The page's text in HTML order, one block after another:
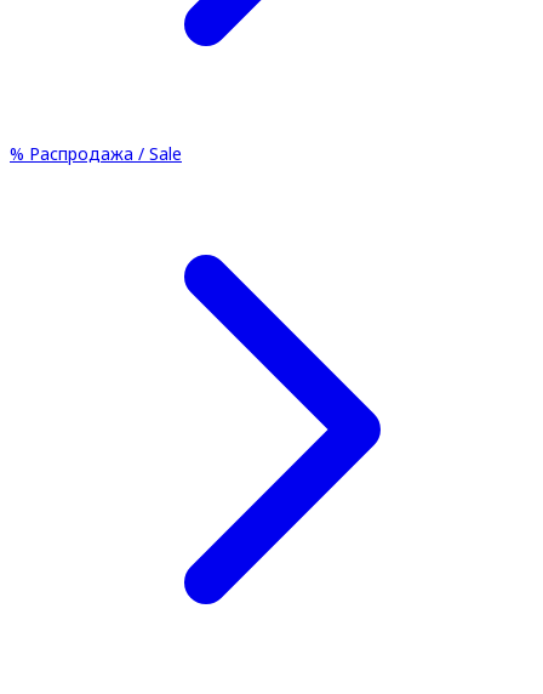
% Распродажа / Sale